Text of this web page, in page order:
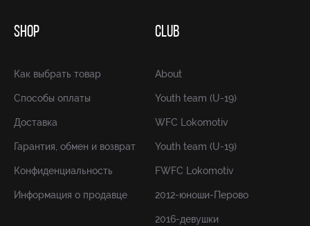
SHOP
Как выбрать товар
Способы оплаты
Доставка
Гарантия, обмен и возврат
Конфиденциальность
Информация о продавце
CLUB
About
Youth team (U-19)
WFC Lokomotiv
Youth team (U-19)
FWFC Lokomotiv
2012-юноши-Перово
2016-девушки